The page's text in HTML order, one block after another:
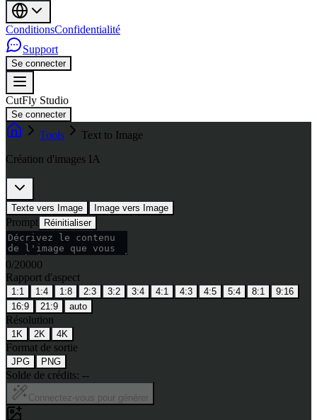
ConditionsConfidentialité
Support
Se connecter
CutFly Studio
Se connecter
Tools
Text to Image
Création d'images IA
Texte vers Image Image vers Image
Prompt Réinitialiser
0/20000
Rapport d'aspect
1:1 1:4 1:8 2:3 3:2 3:4 4:1 4:3 4:5 5:4 8:1
9:16
16:9
21:9 auto
Résolution
1K 2K 4K
Format de sortie
JPG PNG
Solde de crédits: --
Connectez-vous pour générer